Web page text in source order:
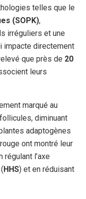
telles que le
(SOPK),
irréguliers et une
impacte directement
que près de 20
leurs
marqué au
diminuant
adaptogènes
ont montré leur
l’axe
HHS) et en réduisant